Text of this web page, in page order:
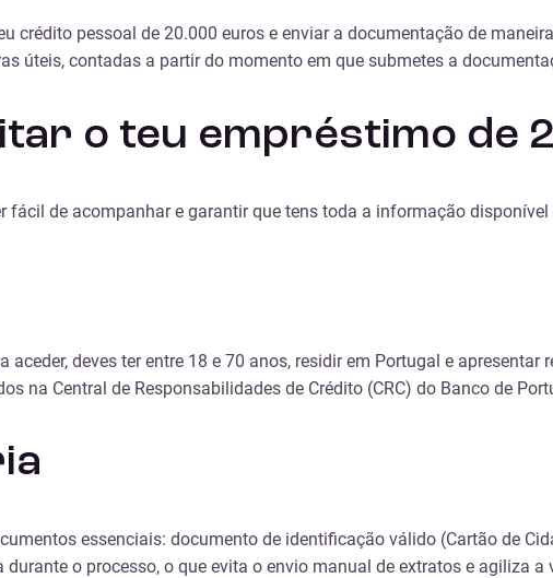
crédito pessoal de 20.000 euros e enviar a documentação de
úteis, contadas a partir do momento em que submetes a
o teu empréstimo de
fácil de acompanhar e garantir que tens toda a informação
deves ter entre 18 e 70 anos, residir em Portugal e
na Central de Responsabilidades de Crédito (CRC) do Banco de
essenciais: documento de identificação válido (Cartão de
o processo, o que evita o envio manual de extratos e agiliza